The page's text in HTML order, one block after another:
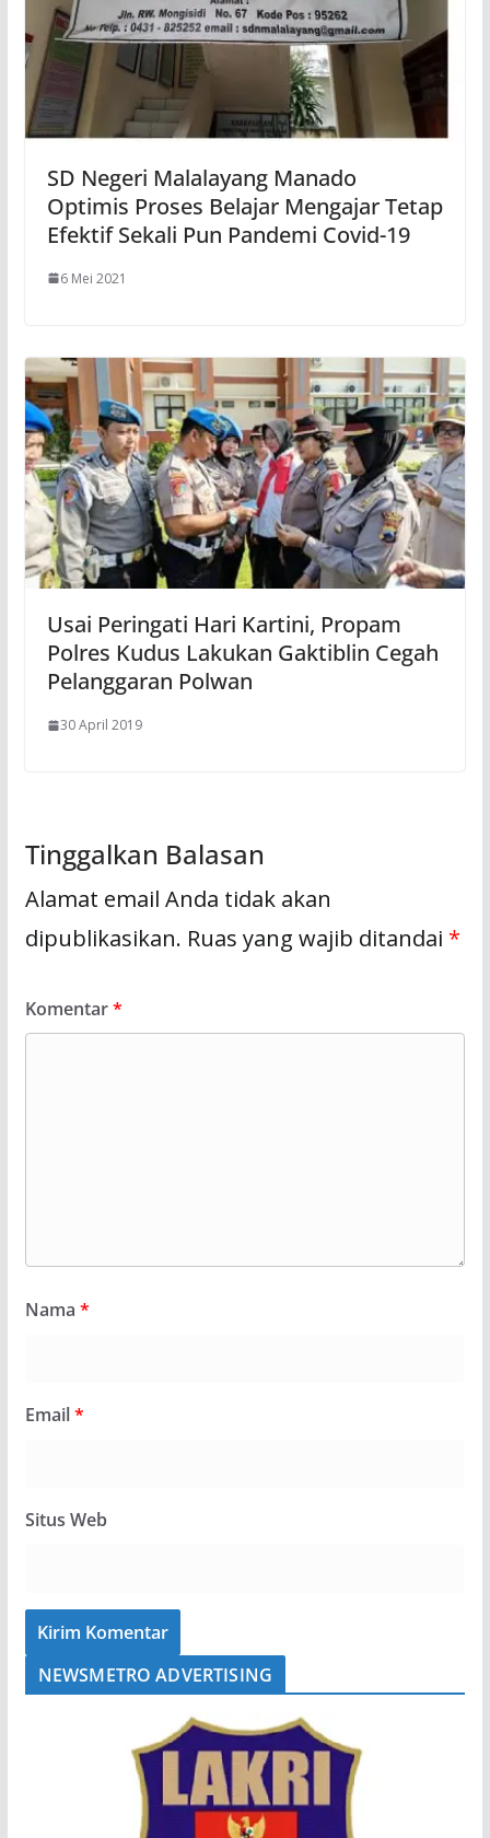
SD Negeri Malalayang Manado
Optimis Proses Belajar Mengajar Tetap
Efektif Sekali Pun Pandemi Covid-19
6 Mei 2021
Usai Peringati Hari Kartini, Propam
Polres Kudus Lakukan Gaktiblin Cegah
Pelanggaran Polwan
30 April 2019
Tinggalkan Balasan
Alamat email Anda tidak akan
dipublikasikan. Ruas yang wajib ditandai *
Komentar*
Nama *
Email*
Situs Web
NEWSMETRO ADVERTISING